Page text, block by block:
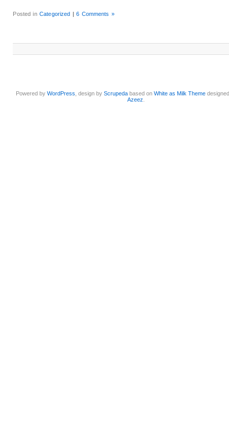
Posted inCategorized | 6 Comments »
Powered byWordPress , design byScrupeda based onWhite as Milk Theme
Azeez